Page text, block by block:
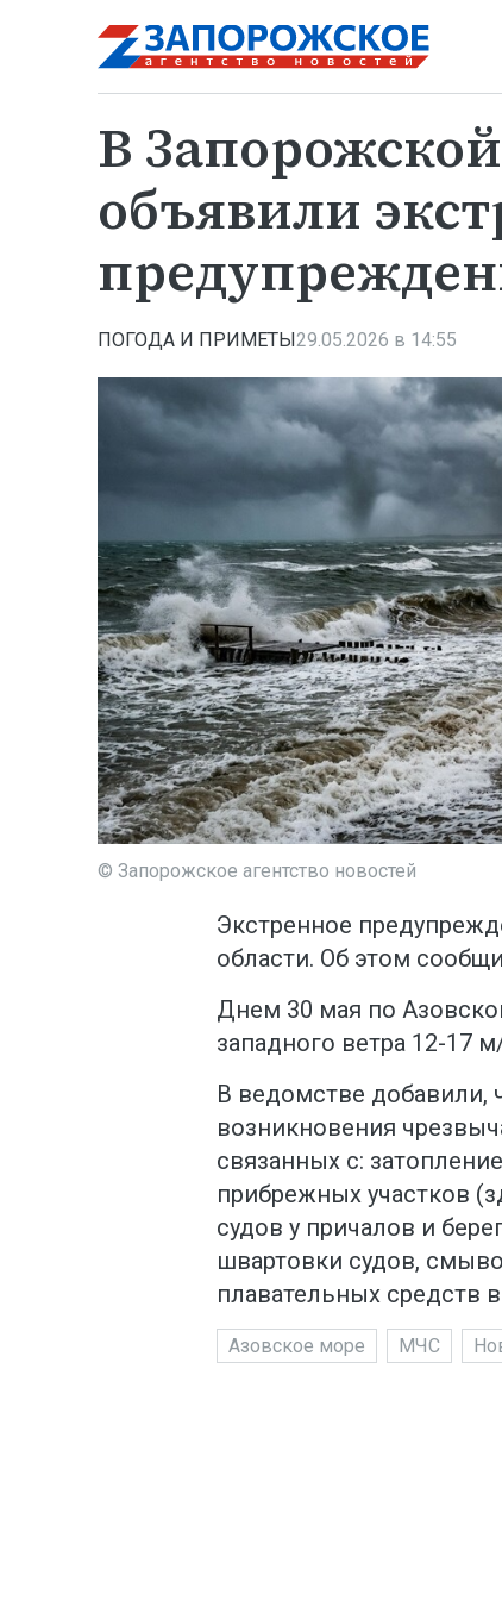
В
объявили
ПОГОДА И ПРИМЕТЫ29.05.2026 в 14:55
© Запорожское агентство новостей
Экстренное
области. Об этом
Днем 30 мая по
западного ветра 12-17
В ведомстве добавили,
возникновения
связанных с:
прибрежных участков
судов у причалов и
швартовки судов,
плавательных средств
Азовское море МЧС